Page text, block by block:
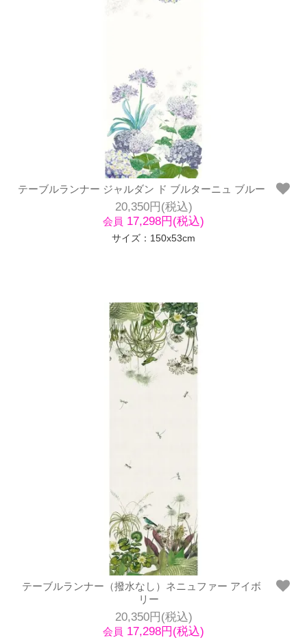
テーブルランナー ジャルダン ド ブルターニュ ブルー
20,350円(税込)
会員 17,298円(税込)
サイズ：150x53cm
テーブルランナー（撥水なし）ネニュファー アイボ
リー
20,350円(税込)
会員 17,298円(税込)